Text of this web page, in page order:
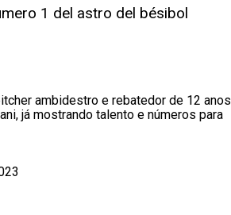
1 del astro del bésibol
ambidestro e rebatedor de 12 anos
já mostrando talento e números para